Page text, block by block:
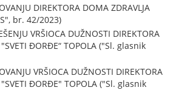
DIREKTORA DOMA ZDRAVLJA
br. 42/2023)
VRŠIOCA DUŽNOSTI DIREKTORA
"SVETI ĐORĐE“ TOPOLA ("Sl. glasnik
VRŠIOCA DUŽNOSTI DIREKTORA
"SVETI ĐORĐE" TOPOLA ("Sl. glasnik